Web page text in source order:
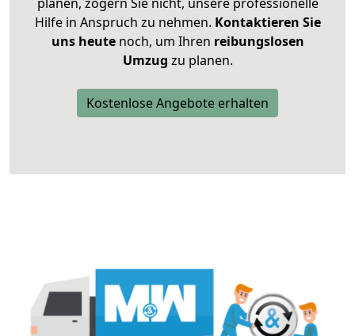
Hilfe in Anspruch zu nehmen. Kontaktieren Sie
uns heutenoch, um Ihren reibungslosen
Umzug zu planen.
Kostenlose Angebote erhalten